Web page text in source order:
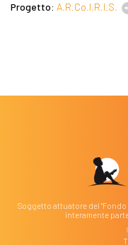
Progetto: A.R.Co.I.R.I.S.
Soggetto attuatore del
interamente